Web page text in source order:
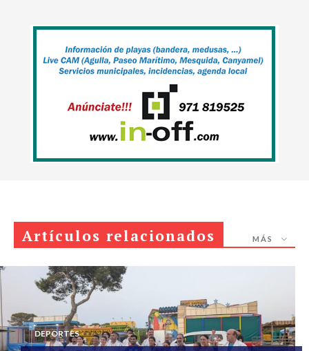
Artículos relacionados MÁS
DEPORTES